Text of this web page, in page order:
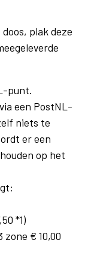
plak deze
punt.
een PostNL-
niets te
er een
op het
*1)
€ 10,00